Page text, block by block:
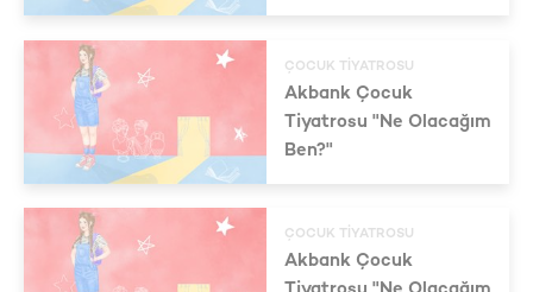
ÇOCUK TIYATROSU
Akbank Çocuk
Tiyatrosu "Ne Olacağım
Ben?"
ÇOCUK TIYATROSU
Akbank Çocuk